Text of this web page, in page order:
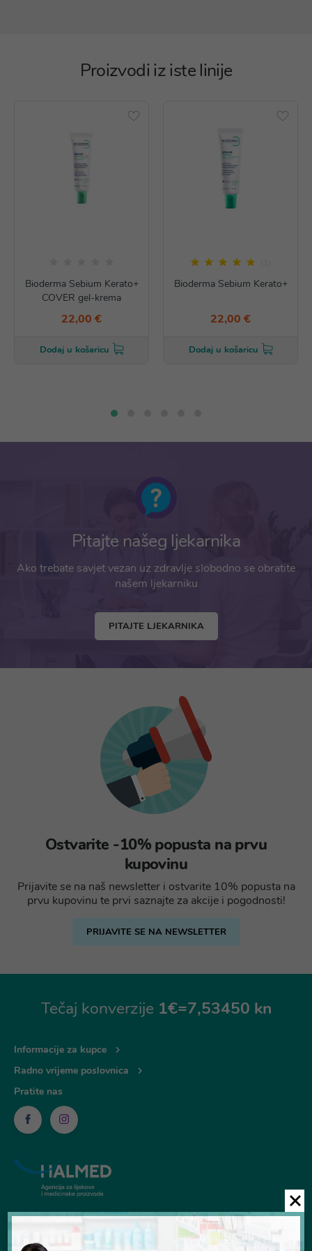
Proizvodi iz iste linije
Bioderma Sebium Kerato+
COVER gel-krema
22,00 €
Dodaj u košaricu
Bioderma Sebium Kerato+
22,00 €
Dodaj u košaricu
Pitajte našeg ljekarnika
Ako trebate savjet vezan uz zdravlje slobodno se obratite
našem ljekarniku
PITAJTE LJEKARNIKA
Ostvarite -10% popusta na prvu
kupovinu
Prijavite se na naš newsletter i ostvarite 10% popusta na
prvu kupovinu te prvi saznajte za akcije i pogodnosti!
PRIJAVITE SE NA NEWSLETTER
Tečaj konverzije 1€=7,53450 kn
Informacije za kupce
Radno vrijeme poslovnica
Pratite nas